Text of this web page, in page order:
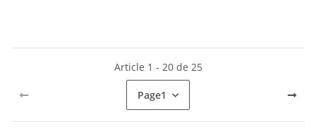
Article 1 - 20 de 25
Page1